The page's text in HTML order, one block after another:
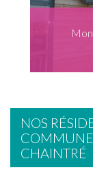
NOS
CHAINTRÉ